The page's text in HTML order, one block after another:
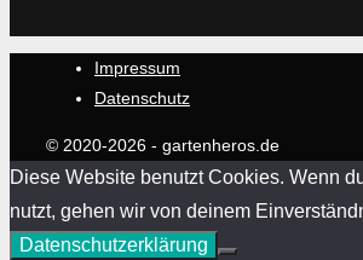
Impressum
Datenschutz
© 2020-2026 - gartenheros.de
Diese Website benutzt Cookies. Wenn
nutzt, gehen wir von deinem
Datenschutzerklärung